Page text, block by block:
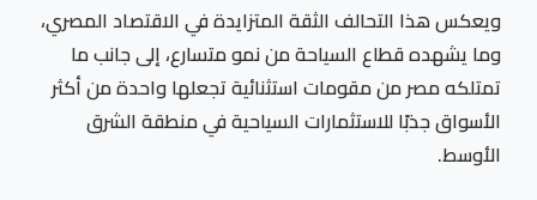
ويعكس هذا التحالف الثقة المتزايدة في الاقتصاد المصري،
وما يشهده قطاع السياحة من نمو متسارع، إلى جانب ما
تمتلكه مصر من مقومات استثنائية تجعلها واحدة من أكثر
الأسواق جذبًا للاستثمارات السياحية في منطقة الشرق
الأوسط.